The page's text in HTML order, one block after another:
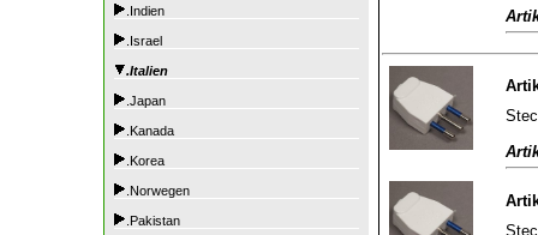
.Indien
.Israel
.Italien
.Japan
.Kanada
.Korea
.Norwegen
.Pakistan